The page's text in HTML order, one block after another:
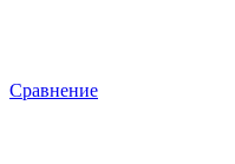
Сравнение